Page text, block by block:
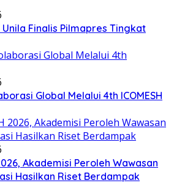
Unila Finalis Pilmapres Tingkat
Global Melalui 4th ICOMESH
Akademisi Peroleh Wawasan
Hasilkan Riset Berdampak